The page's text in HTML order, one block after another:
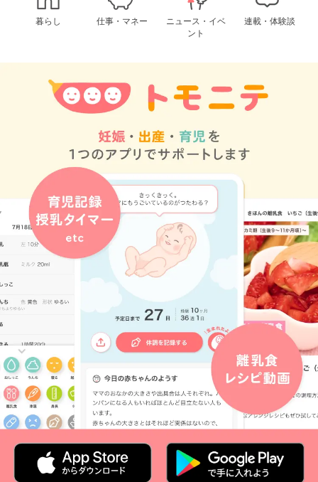
暮らし 仕事・マネー
ニュース・イベ
ント
連載・体験談